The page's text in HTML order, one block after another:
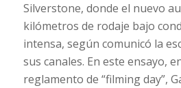
Silverstone, donde el nuevo
kilómetros de rodaje bajo
intensa, según comunicó la
sus canales. En este ensayo,
reglamento de “filming day”,